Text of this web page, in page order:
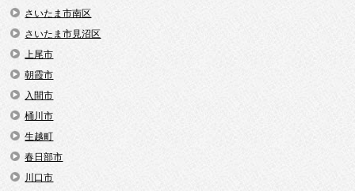
さいたま市南区
さいたま市見沼区
上尾市
朝霞市
入間市
桶川市
生越町
春日部市
川口市